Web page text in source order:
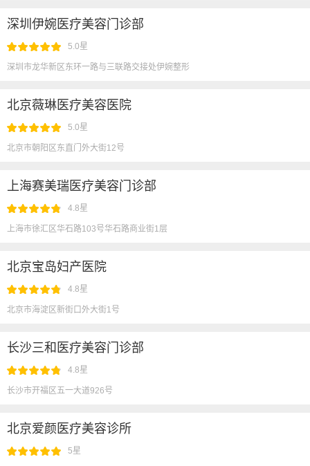
深圳伊婉医疗美容门诊部
5.0星
深圳市龙华新区东环一路与三联路交接处伊婉整形
北京薇琳医疗美容医院
5.0星
北京市朝阳区东直门外大街12号
上海赛美瑞医疗美容门诊部
4.8星
上海市徐汇区华石路103号华石路商业街1层
北京宝岛妇产医院
4.8星
北京市海淀区新街口外大街1号
长沙三和医疗美容门诊部
4.8星
长沙市开福区五一大道926号
北京爱颜医疗美容诊所
5星